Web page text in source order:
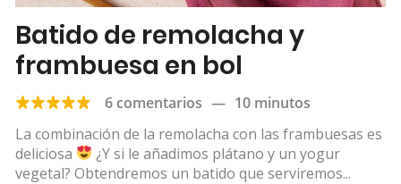
Batido de remolacha y
frambuesa en bol
6 comentarios — 10 minutos
La combinación de la remolacha con las frambuesas es
deliciosa
¿Y si le añadimos plátano y un yogur
vegetal? Obtendremos un batido que serviremos...